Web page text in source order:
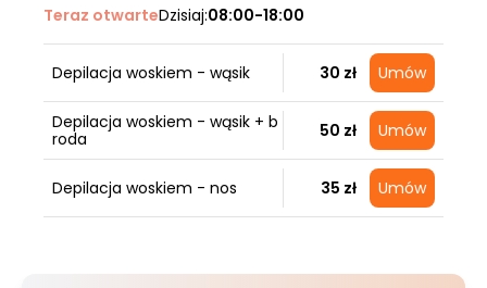
Teraz otwarteDzisiaj:08:00-18:00
Depilacja woskiem - wąsik 30 zł Umów
Depilacja woskiem - wąsik + b
roda
50 zł Umów
Depilacja woskiem - nos 35 zł Umów